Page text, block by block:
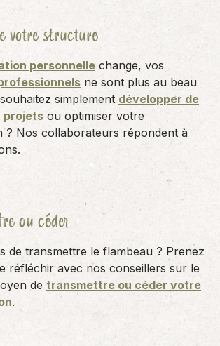
votre structure
personnelle change, vos
ne sont plus au beau
simplement développer de
projets ou optimiser votre
? Nos collaborateurs répondent à
ou céder
de transmettre le flambeau ? Prenez
réfléchir avec nos conseillers sur le
de transmettre ou céder votre
.